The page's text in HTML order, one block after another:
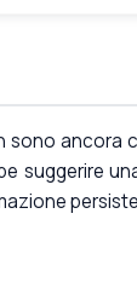
sono ancora
suggerire